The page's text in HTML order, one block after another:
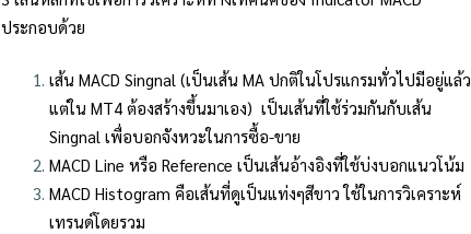
ประกอบด้วย
เส้น MACD Singnal (เป็นเส้น MA ปกติในโปรแกรมทั่วไปมีอยู่แล้ว
แต่ใน MT4 ต้องสร้างขึ้นมาเอง) เป็นเส้นที่ใช้ร่วมกันกับเส้น
Singnal เพื่อบอกจังหวะในการซื้อ-ขาย
MACD Line หรือ Reference เป็นเส้นอ้างอิงที่ใช้บ่งบอกแนวโน้ม
MACD Histogram คือเส้นที่ดูเป็นแท่งๆสีขาว ใช้ในการวิเคราะห์
เทรนด์โดยรวม